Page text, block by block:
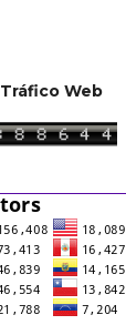
Tráfico Web